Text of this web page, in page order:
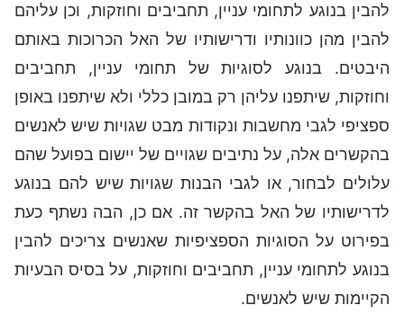
להבין בנוגע לתחומי עניין, תחביבים וחוזקות, וכן עליהם
להבין מהן כוונותיו ודרישותיו של האל הכרוכות באותם
היבטים. בנוגע לסוגיות של תחומי עניין, תחביבים
וחוזקות, שיתפנו עליהן רק במובן כללי ולא שיתפנו באופן
ספציפי לגבי מחשבות ונקודות מבט שגויות שיש לאנשים
בהקשרים אלה, על נתיבים שגויים של יישום בפועל שהם
עלולים לבחור, או לגבי הבנות שגויות שיש להם בנוגע
לדרישותיו של האל בהקשר זה. אם כן, הבה נשתף כעת
בפירוט על הסוגיות הספציפיות שאנשים צריכים להבין
בנוגע לתחומי עניין, תחביבים וחוזקות, על בסיס הבעיות
הקיימות שיש לאנשים.